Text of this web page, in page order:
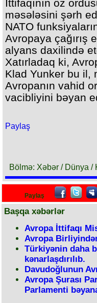
İttifaqının öz
məsələsini şərh
NATO
Avropaya çağırış
alyans daxilində
Xatırladaq ki,
Klad Yunker bu il,
Avropanın vahid
vacibliyini bəyan
Paylaş
Bölmə: Xəbər / Dünya /
Paylaş
Başqa xəbərlər
Avropa İttifaqı
Avropa
Türkiyənin daha
kənarlaşdırılıb.
Davudoğlunun
Avropa Şurası
Parlamenti